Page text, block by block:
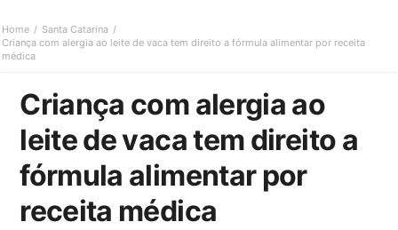
Home
Santa Catarina
Criança com alergia ao leite de vaca tem direito a fórmula alimentar por receita
médica
Criança com alergia ao
leite de vaca tem direito a
fórmula alimentar por
receita médica